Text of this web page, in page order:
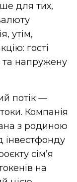
для тих,
утім,
гості
напружену
потік —
Компанія
з родиною
інвестфонду
сім’я
на